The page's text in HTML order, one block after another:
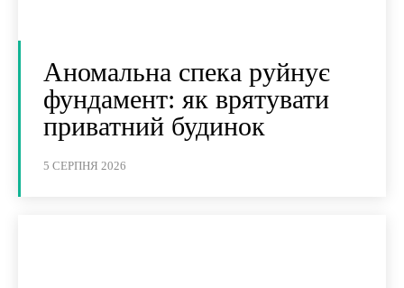
Аномальна спека руйнує
фундамент: як врятувати
приватний будинок
5 СЕРПНЯ 2026